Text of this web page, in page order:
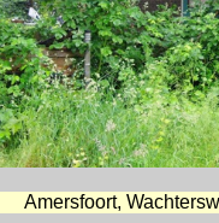
Amersfoort,